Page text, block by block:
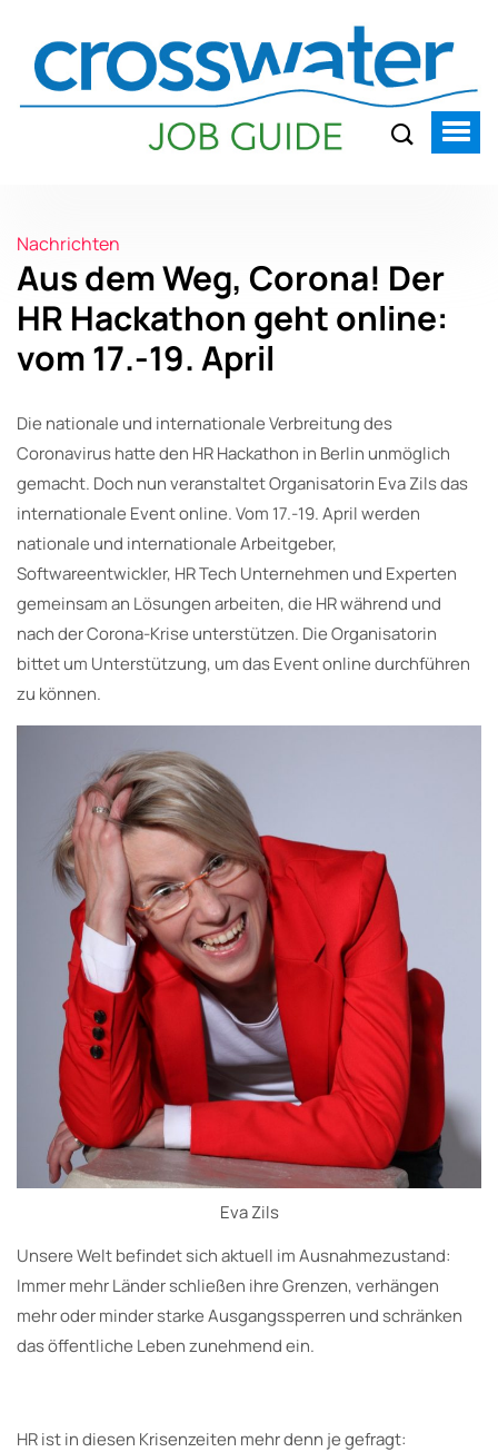
Nachrichten
Aus dem Weg, Corona! Der
HR Hackathon geht online:
vom 17.-19. April
Die nationale und internationale Verbreitung des
Coronavirus hatte den HR Hackathon in Berlin unmöglich
gemacht. Doch nun veranstaltet Organisatorin Eva Zils das
internationale Event online. Vom 17.-19. April werden
nationale und internationale Arbeitgeber,
Softwareentwickler, HR Tech Unternehmen und Experten
gemeinsam an Lösungen arbeiten, die HR während und
nach der Corona-Krise unterstützen. Die Organisatorin
bittet um Unterstützung, um das Event online durchführen
zu können.
Eva Zils
Unsere Welt befindet sich aktuell im Ausnahmezustand:
Immer mehr Länder schließen ihre Grenzen, verhängen
mehr oder minder starke Ausgangssperren und schränken
das öffentliche Leben zunehmend ein.
HR ist in diesen Krisenzeiten mehr denn je gefragt: